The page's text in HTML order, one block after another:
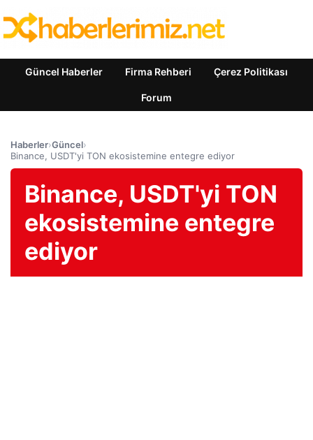
Güncel Haberler Firma Rehberi Çerez Politikası
Forum
Haberler›Güncel›
Binance, USDT'yi TON ekosistemine entegre ediyor
Binance, USDT'yi TON
ekosistemine entegre
ediyor